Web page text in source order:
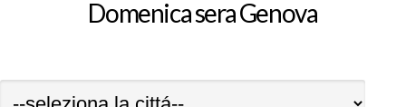
Domenica seraGenova